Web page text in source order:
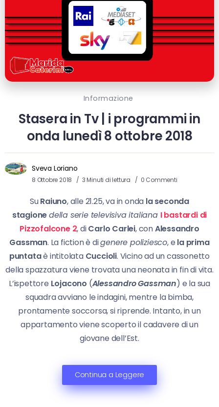
Informazione
Stasera in Tv | i programmi in
onda lunedì 8 ottobre 2018
Sveva Loriano
8 Ottobre 2018 3 Minuti di lettura 0 Commenti
SuRaiuno, alle 21.25, va in onda la seconda
stagionedella serie televisiva italiana I bastardi di
Pizzofalcone 2, diCarlo Carlei, conAlessandro
Gassman. La fiction è digenere poliziesco, e la prima
puntataè intitolata Cuccioli. Vicino ad un cassonetto
della spazzatura viene trovata una neonata in fin di vita.
L’ispettore Lojacono (Alessandro Gassman) e la sua
squadra avviano le indagini, mentre la bimba,
prontamente soccorsa, si riprende. Intanto, in un
appartamento viene scoperto il cadavere di un
giovane dell’Est.
Continua a Leggere